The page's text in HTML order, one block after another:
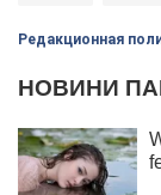
Редакционная